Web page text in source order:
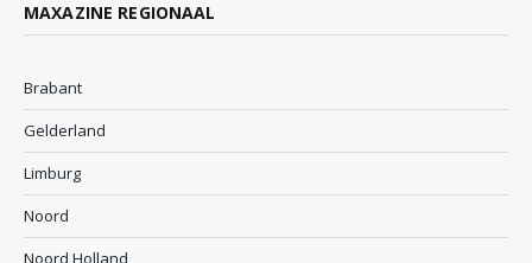
MAXAZINE REGIONAAL
Brabant
Gelderland
Limburg
Noord
Noord Holland